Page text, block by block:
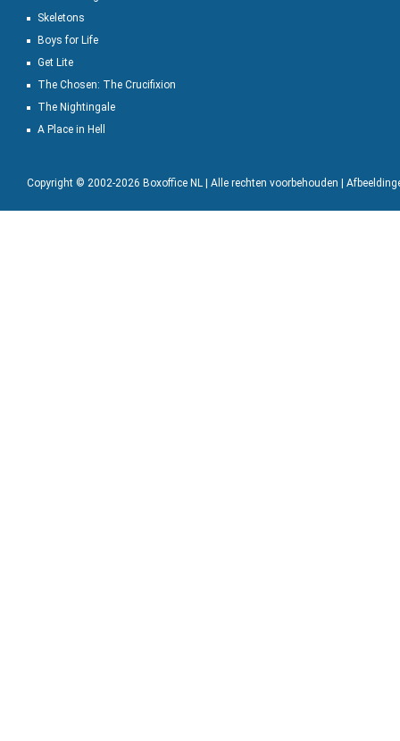
Skeletons
Boys for Life
Get Lite
The Chosen: The Crucifixion
The Nightingale
A Place in Hell
Copyright © 2002-2026 Boxoffice NL | Alle rechten voorbehouden |